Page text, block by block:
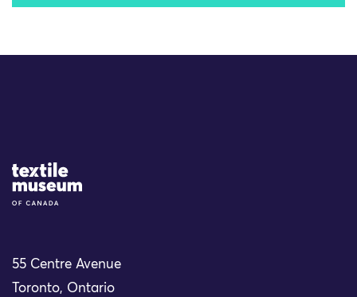
Site Logo
55 Centre Avenue
Toronto, Ontario